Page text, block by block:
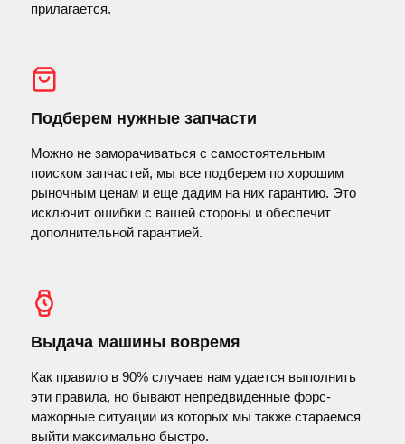
прилагается.
Подберем нужные запчасти
Можно не заморачиваться с самостоятельным
поиском запчастей, мы все подберем по хорошим
рыночным ценам и еще дадим на них гарантию. Это
исключит ошибки с вашей стороны и обеспечит
дополнительной гарантией.
Выдача машины вовремя
Как правило в 90% случаев нам удается выполнить
эти правила, но бывают непредвиденные форс-
мажорные ситуации из которых мы также стараемся
выйти максимально быстро.